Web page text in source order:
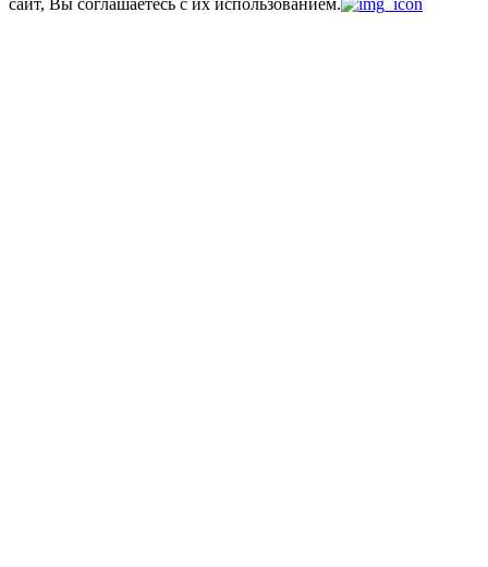
сайт, Вы соглашаетесь с их использованием.